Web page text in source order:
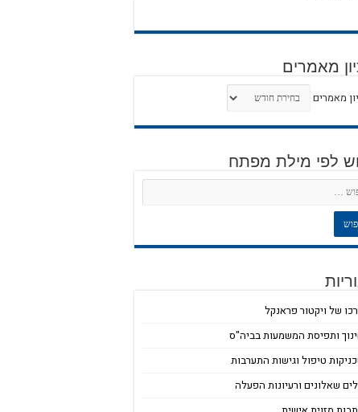
מאמרים
מאמרים
לפי מילת מפתח
של ויקטור פראנקל
ותפיסת המשמעות בביה"ס
טיפול וגישות התערבות
שאלונים ורעיונות הפעלה